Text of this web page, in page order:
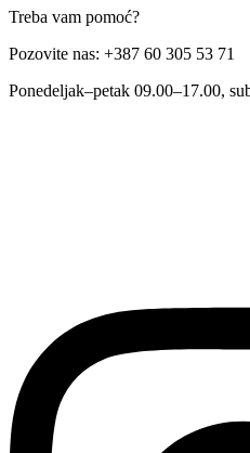
Treba vam pomoć?
Pozovite nas: +387 60 305 53 71
Ponedeljak–petak 09.00–17.00,